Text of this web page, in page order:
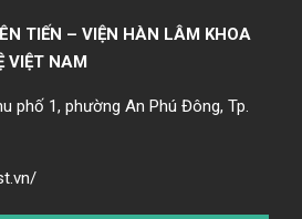
TIẾN – VIỆN HÀN LÂM KHOA
VIỆT NAM
phố 1, phường An Phú Đông, Tp.